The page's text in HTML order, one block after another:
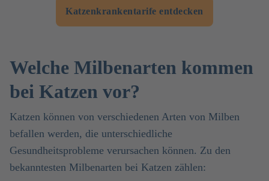
Katzenkrankentarife entdecken
Welche Milbenarten kommen
bei Katzen vor?
Katzen können von verschiedenen Arten von Milben
befallen werden, die unterschiedliche
Gesundheitsprobleme verursachen können. Zu den
bekanntesten Milbenarten bei Katzen zählen: